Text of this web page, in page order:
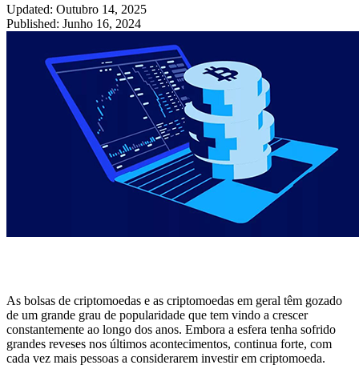
Updated: Outubro 14, 2025
Published: Junho 16, 2024
As bolsas de criptomoedas e as criptomoedas em geral têm gozado
de um grande grau de popularidade que tem vindo a crescer
constantemente ao longo dos anos. Embora a esfera tenha sofrido
grandes reveses nos últimos acontecimentos, continua forte, com
cada vez mais pessoas a considerarem investir em criptomoeda.